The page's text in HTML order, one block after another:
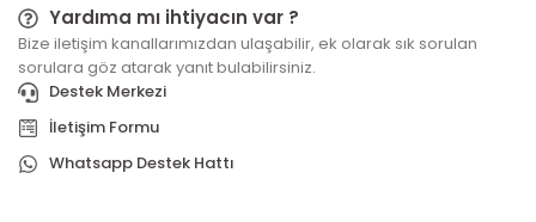
Yardıma mı ihtiyacın var ?
Bize iletişim kanallarımızdan ulaşabilir, ek olarak sık sorulan
sorulara göz atarak yanıt bulabilirsiniz.
Destek Merkezi
İletişim Formu
Whatsapp Destek Hattı